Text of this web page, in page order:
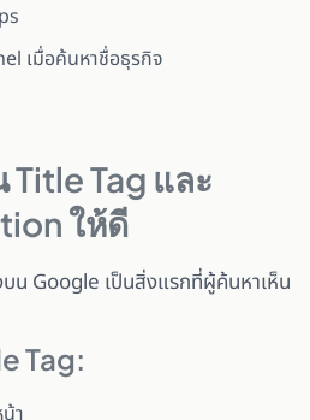
เมื่อค้นหาชื่อธุรกิจ
Title Tag และ
ให้ดี
น Google เป็นสิ่งแรกที่ผู้ค้นหาเห็น
Tag:
า